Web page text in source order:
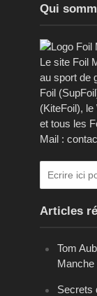
Qui
Le site Foil
au sport de
Foil
(KiteFoil),
et tous les
Mail :
Articles
Tom
Manche
Secrets